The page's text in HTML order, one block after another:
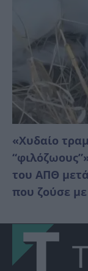
«Χυδαίο
του ΑΠΘ
που ζούσε